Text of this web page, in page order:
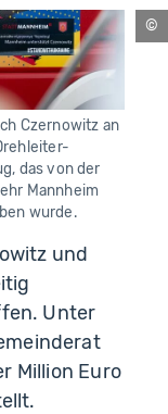
Czernowitz an
das von der
Mannheim
wurde.
und
Unter
Million Euro